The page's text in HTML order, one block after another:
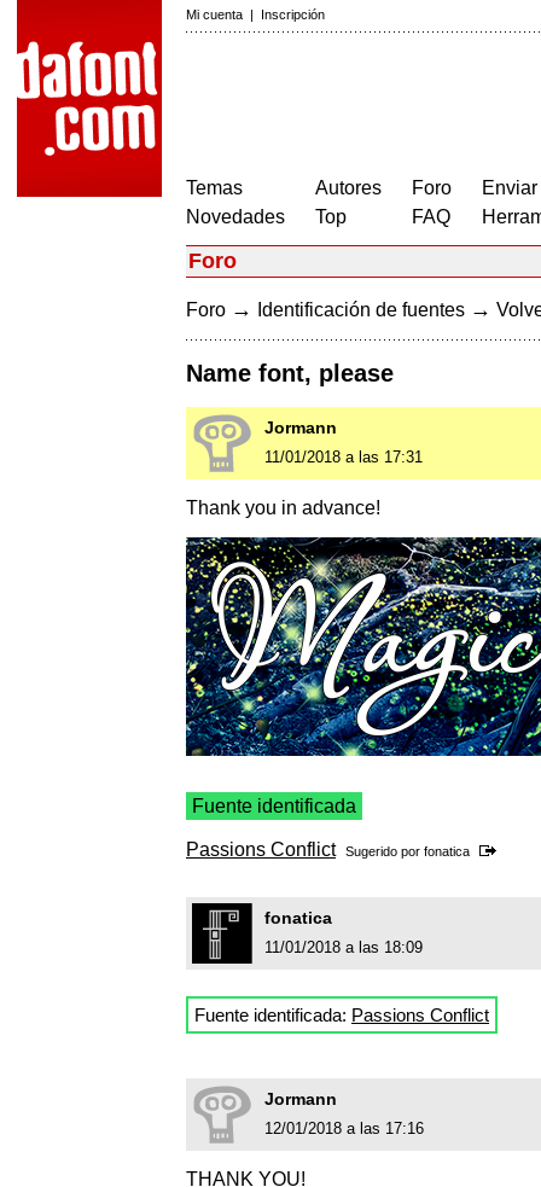
Mi cuenta | Inscripción
Temas
Novedades
Autores
Top
Foro
FAQ
Foro
Foro → Identificación de fuentes →
Name font, please
Jormann
11/01/2018 a las 17:31
Thank you in advance!
Fuente identificada
Passions Conflict Sugerido por fonatica
fonatica
11/01/2018 a las 18:09
Fuente identificada: Passions Conflict
Jormann
12/01/2018 a las 17:16
THANK YOU!